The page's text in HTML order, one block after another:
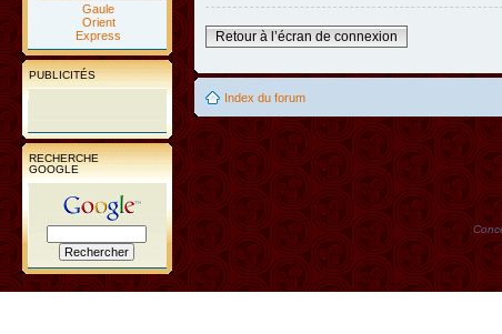
Gaule
Orient
Express
PUBLICITÉS
RECHERCHE
GOOGLE
Retour à l’écran de connexion
Index du forum